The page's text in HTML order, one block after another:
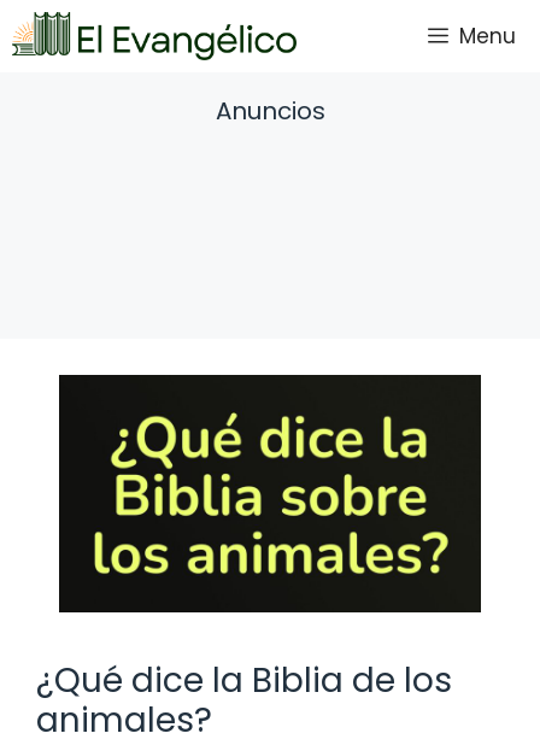
Saltar
al
Menu
Anuncios
¿Qué dice la Biblia de los
animales?